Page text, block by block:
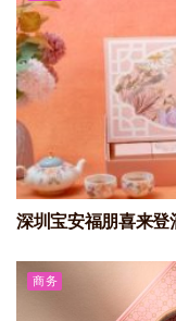
深圳宝安福朋喜来登
商务